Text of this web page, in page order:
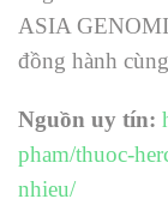
ASIA
đồng hành
Nguồn uy tín:
pham/thuoc-
nhieu/